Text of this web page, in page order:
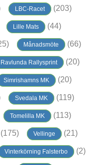
LBC-Racet (203)
Lille Mats (44)
Månadsmöte (66)
Ravlunda Rallysprint (20)
Simrishamns MK (20)
Svedala MK (119)
Tomelilla MK (113)
(175) Vellinge (21)
Vinterkörning Falsterbo (2)